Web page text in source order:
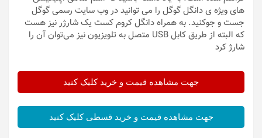
های ویژه ی دانگل گوگل را می توانید در وب سایت رسمی گوگل
جست و جوکنید. به همراه دانگل کروم کست یک شارژر نیز هست
که البته از طریق کابل USB متصل به تلویزیون نیز می‌توان آن را
شارژ کرد
جهت مشاهده قیمت و خرید کلیک کنید
جهت مشاهده قیمت و خرید قسطی کلیک کنید